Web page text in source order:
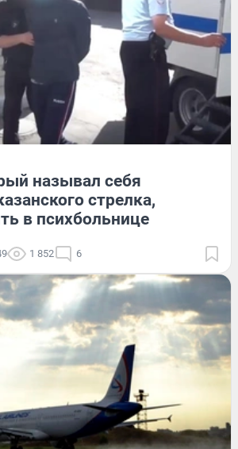
называл себя
стрелка,
в психбольнице
1 852 6